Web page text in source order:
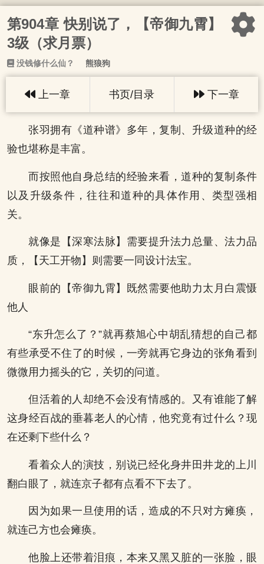
第904章 快别说了，【帝御九霄】
3级（求月票）
没钱修什么仙？ 熊狼狗
上一章 书页/目录 下一章
张羽拥有《道种谱》多年，复制、升级道种的经
验也堪称是丰富。
而按照他自身总结的经验来看，道种的复制条件
以及升级条件，往往和道种的具体作用、类型强相
关。
就像是【深寒法脉】需要提升法力总量、法力品
质，【天工开物】则需要一同设计法宝。
眼前的【帝御九霄】既然需要他助力太月白震慑
他人
“东升怎么了？”就再蔡旭心中胡乱猜想的自己都
有些承受不住了的时候，一旁就再它身边的张角看到
微微用力摇头的它，关切的问道。
但活着的人却绝不会没有情感的。又有谁能了解
这身经百战的垂暮老人的心情，他究竟有过什么？现
在还剩下些什么？
看着众人的演技，别说已经化身井田井龙的上川
翻白眼了，就连京子都有点看不下去了。
因为如果一旦使用的话，造成的不只对方瘫痪，
就连己方也会瘫痪。
他脸上还带着泪痕，本来又黑又脏的一张脸，眼